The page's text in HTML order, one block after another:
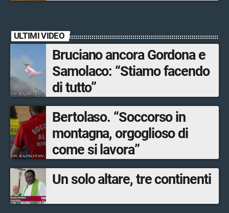
ULTIMI VIDEO
Bruciano ancora Gordona e
Samolaco: “Stiamo facendo
di tutto”
Bertolaso. “Soccorso in
montagna, orgoglioso di
come si lavora”
Un solo altare, tre continenti